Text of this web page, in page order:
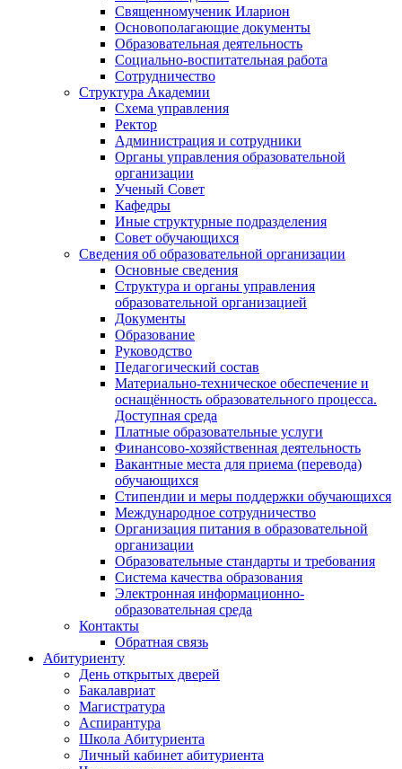
Священномученик Иларион
Основополагающие документы
Образовательная деятельность
Социально-воспитательная работа
Сотрудничество
Структура Академии
Схема управления
Ректор
Администрация и сотрудники
Органы управления образовательной
организации
Ученый Совет
Кафедры
Иные структурные подразделения
Совет обучающихся
Сведения об образовательной организации
Основные сведения
Структура и органы управления
образовательной организацией
Документы
Образование
Руководство
Педагогический состав
Материально-техническое обеспечение и
оснащённость образовательного процесса.
Доступная среда
Платные образовательные услуги
Финансово-хозяйственная деятельность
Вакантные места для приема (перевода)
обучающихся
Стипендии и меры поддержки обучающихся
Международное сотрудничество
Организация питания в образовательной
организации
Образовательные стандарты и требования
Система качества образования
Электронная информационно-
образовательная среда
Контакты
Обратная связь
Абитуриенту
День открытых дверей
Бакалавриат
Магистратура
Аспирантура
Школа Абитуриента
Личный кабинет абитуриента